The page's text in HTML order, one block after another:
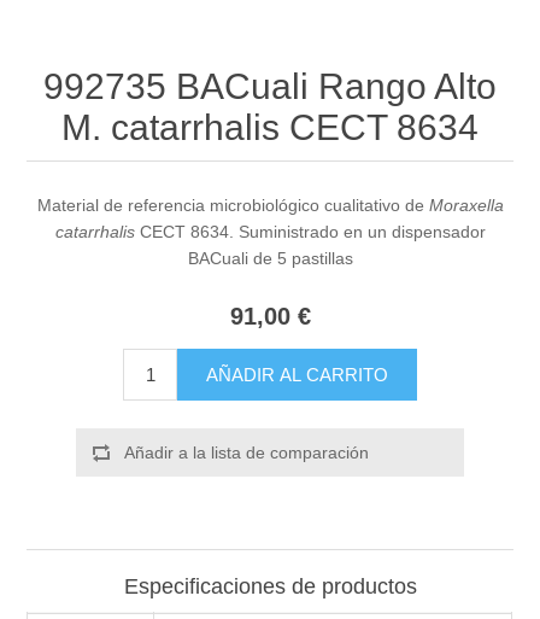
992735 BACuali Rango Alto
M. catarrhalis CECT 8634
Material de referencia microbiológico cualitativo de Moraxella
catarrhalisCECT 8634. Suministrado en un dispensador
BACuali de 5 pastillas
91,00 €
AÑADIR AL CARRITO
Añadir a la lista de comparación
Especificaciones de productos